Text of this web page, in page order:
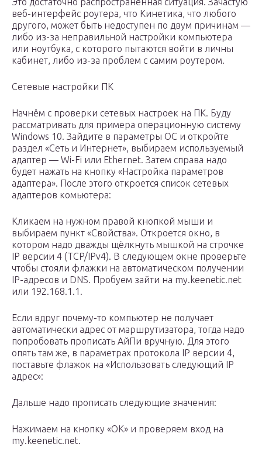
веб-интерфейс роутера, что Кинетика, что любого
другого, может быть недоступен по двум причинам —
либо из-за неправильной настройки компьютера
или ноутбука, с которого пытаются войти в личны
кабинет, либо из-за проблем с самим роутером.
Сетевые настройки ПК
Начнём с проверки сетевых настроек на ПК. Буду
рассматривать для примера операционную систему
Windows 10. Зайдите в параметры ОС и откройте
раздел «Сеть и Интернет», выбираем используемый
адаптер — Wi-Fi или Ethernet. Затем справа надо
будет нажать на кнопку «Настройка параметров
адаптера». После этого откроется список сетевых
адаптеров комьютера:
Кликаем на нужном правой кнопкой мыши и
выбираем пункт «Свойства». Откроется окно, в
котором надо дважды щёлкнуть мышкой на строчке
IP версии 4 (TCP/IPv4). В следующем окне проверьте
чтобы стояли флажки на автоматическом получении
IP-адресов и DNS. Пробуем зайти на my.keenetic.net
или 192.168.1.1.
Если вдруг почему-то компьютер не получает
автоматически адрес от маршрутизатора, тогда надо
попробовать прописать АйПи вручную. Для этого
опять там же, в параметрах протокола IP версии 4,
поставьте флажок на «Использовать следующий IP
адрес»:
Дальше надо прописать следующие значения:
Нажимаем на кнопку «ОК» и проверяем вход на
my.keenetic.net.